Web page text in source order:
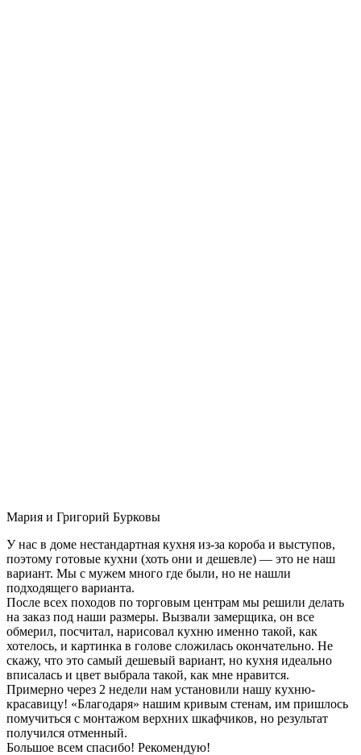
Мария и Григорий Бурковы
У нас в доме нестандартная кухня из-за короба и выступов,
поэтому готовые кухни (хоть они и дешевле) — это не наш
вариант. Мы с мужем много где были, но не нашли
подходящего варианта.
После всех походов по торговым центрам мы решили делать
на заказ под наши размеры. Вызвали замерщика, он все
обмерил, посчитал, нарисовал кухню именно такой, как
хотелось, и картинка в голове сложилась окончательно. Не
скажу, что это самый дешевый вариант, но кухня идеально
вписалась и цвет выбрала такой, как мне нравится.
Примерно через 2 недели нам установили нашу кухню-
красавицу! «Благодаря» нашим кривым стенам, им пришлось
помучиться с монтажом верхних шкафчиков, но результат
получился отменный.
Большое всем спасибо! Рекомендую!